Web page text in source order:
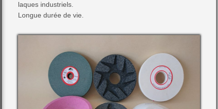
laques industriels.
Longue durée de vie.